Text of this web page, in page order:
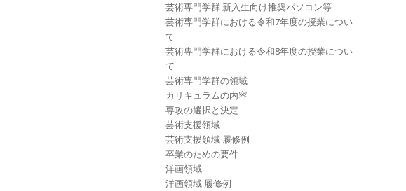
芸術専門学群 新入生向け推奨パソコン等
芸術専門学群における令和7年度の授業につい
て
芸術専門学群における令和8年度の授業につい
て
芸術専門学群の領域
カリキュラムの内容
専攻の選択と決定
芸術支援領域
芸術支援領域 履修例
卒業のための要件
洋画領域
洋画領域 履修例